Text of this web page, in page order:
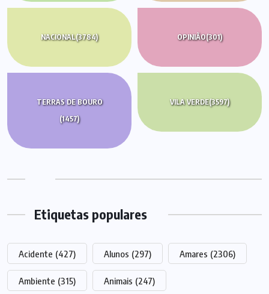
NACIONAL(3784) OPINIÃO(301)
TERRAS DE BOURO
(1457)
VILA VERDE(3597)
Etiquetas populares
Acidente (427) Alunos (297) Amares (2306)
Ambiente (315) Animais (247)